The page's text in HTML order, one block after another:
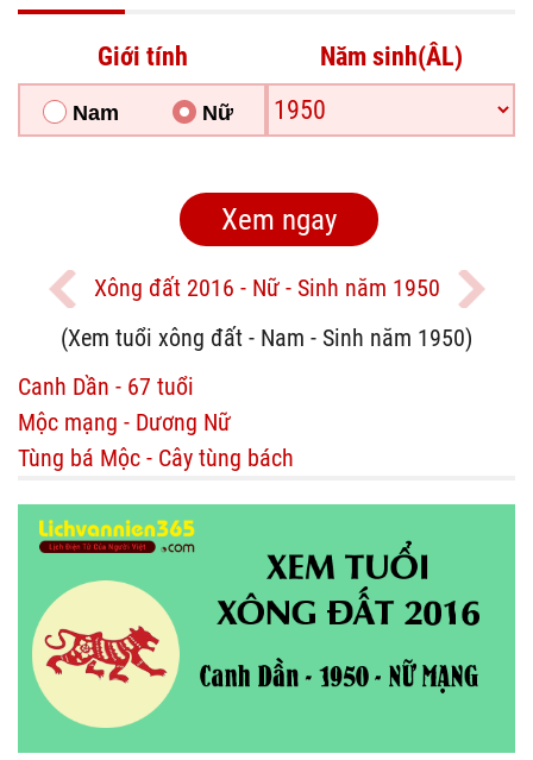
Giới tính
Nam Nữ
Năm sinh(ÂL)
Xông đất 2016 - Nữ - Sinh năm 1950
(Xem tuổi xông đất - Nam - Sinh năm 1950)
Canh Dần - 67 tuổi
Mộc mạng - Dương Nữ
Tùng bá Mộc - Cây tùng bách